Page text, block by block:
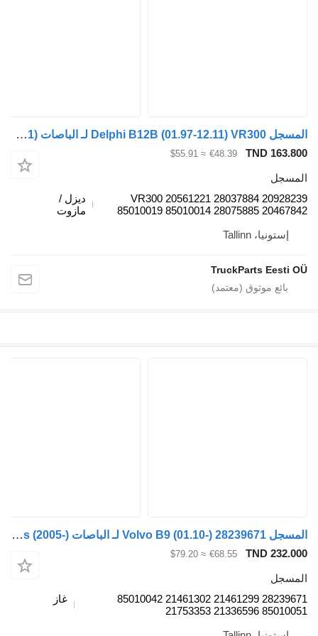
المسجل Delphi B12B (01.97-12.11) VR300 لـ الباصات Volvo B6, B7, B9, B10, B12 bus (1978-2011)
TND 163.800
€48.39
≈ $55.91
المسجل
VR300 20561221 28037884 20928239
85010019 85010014 28075885 20467842
ديزل /
مازوت
إستونيا، Tallinn
TruckParts Eesti OÜ
المسجل Volvo B9 (01.10-) 28239671 لـ الباصات Volvo B7, B8, B9, B12 bus (2005-)
TND 232.000
€68.55
≈ $79.20
المسجل
28239671 21461299 21461302 85010042
85010051 21336596 21753353
غاز